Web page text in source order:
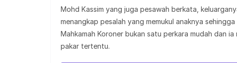
Mohd Kassim yang juga pesawah berkata,
menangkap pesalah yang memukul anaknya
Mahkamah Koroner bukan satu perkara mudah dan
pakar tertentu.